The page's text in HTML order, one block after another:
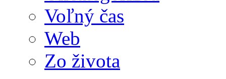
Voľný čas
Web
Zo života